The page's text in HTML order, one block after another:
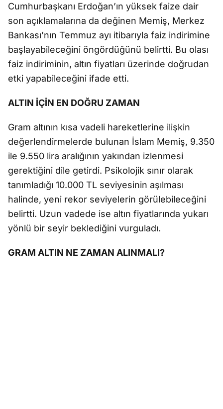
Cumhurbaşkanı Erdoğan’ın yüksek faize dair
son açıklamalarına da değinen Memiş, Merkez
Bankası’nın Temmuz ayı itibarıyla faiz indirimine
başlayabileceğini öngördüğünü belirtti. Bu olası
faiz indiriminin, altın fiyatları üzerinde doğrudan
etki yapabileceğini ifade etti.
ALTIN İÇİN EN DOĞRU ZAMAN
Gram altının kısa vadeli hareketlerine ilişkin
değerlendirmelerde bulunan İslam Memiş, 9.350
ile 9.550 lira aralığının yakından izlenmesi
gerektiğini dile getirdi. Psikolojik sınır olarak
tanımladığı 10.000 TL seviyesinin aşılması
halinde, yeni rekor seviyelerin görülebileceğini
belirtti. Uzun vadede ise altın fiyatlarında yukarı
yönlü bir seyir beklediğini vurguladı.
GRAM ALTIN NE ZAMAN ALINMALI?